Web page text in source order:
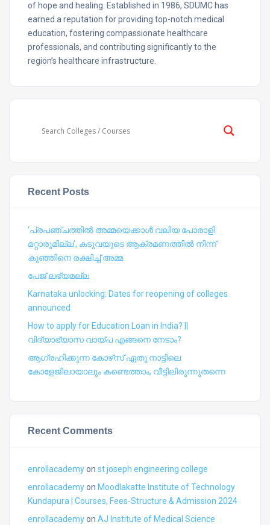
of hope and healing. Established in 1986, SDUMC has
earned a reputation for providing top-notch medical
education, fostering compassionate healthcare
professionals, and contributing significantly to the
region’s healthcare infrastructure.
Recent Posts
‘പ്രപഞ്ചത്തില്‍ അമ്മയെക്കാള്‍ വലിയ പോരാളി
മറ്റാരുമില്ല’, കടുവയുടെ ആക്രമണത്തില്‍ നിന്ന്
കുഞ്ഞിനെ രക്ഷിച്ച് അമ്മ
പേജ് ലഭ്യമല്ല
Karnataka unlocking: Dates for reopening of colleges
announced
How to apply for Education Loan in India? ||
വിദ്യാഭ്യാസ വായ്പ എങ്ങനെ നേടാം?
ആഗ്രഹിക്കുന്ന കോഴ്‍സ് ഏതു നാട്ടിലെ
കോളേജിലായാലും കണ്ടെത്താം, വീട്ടിലിരുന്നുതന്നെ
Recent Comments
enrollacademyon st joseph engineering college
enrollacademyon Moodlakatte Institute of Technology
Kundapura | Courses, Fees-Structure & Admission 2024
enrollacademyon AJ Institute of Medical Science